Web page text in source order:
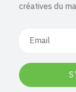
créatives du